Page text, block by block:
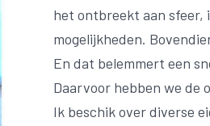
het ontbreekt aan
mogelijkheden.
En dat belemmert een
Daarvoor hebben we de
Ik beschik over diverse